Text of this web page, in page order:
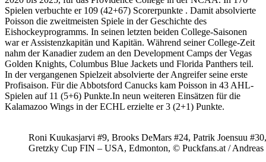
Spielen verbuchte er 109 (42+67) Scorerpunkte . Damit absolvierte
Poisson die zweitmeisten Spiele in der Geschichte des
Eishockeyprogramms. In seinen letzten beiden College-Saisonen
war er Assistenzkapitän und Kapitän. Während seiner College-Zeit
nahm der Kanadier zudem an den Development Camps der Vegas
Golden Knights, Columbus Blue Jackets und Florida Panthers teil.
In der vergangenen Spielzeit absolvierte der Angreifer seine erste
Profisaison. Für die Abbotsford Canucks kam Poisson in 43 AHL-
Spielen auf 11 (5+6) Punkte.In neun weiteren Einsätzen für die
Kalamazoo Wings in der ECHL erzielte er 3 (2+1) Punkte.
Roni Kuukasjarvi #9, Brooks DeMars #24, Patrik Joensuu
Gretzky Cup FIN – USA, Edmonton, © Puckfans.at / Andreas